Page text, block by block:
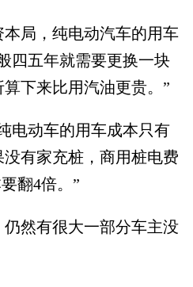
局，纯电动汽车的用车
四五年就需要更换一块
下来比用汽油更贵。”
动车的用车成本只有
有家充桩，商用桩电费
翻4倍。”
然有很大一部分车主没